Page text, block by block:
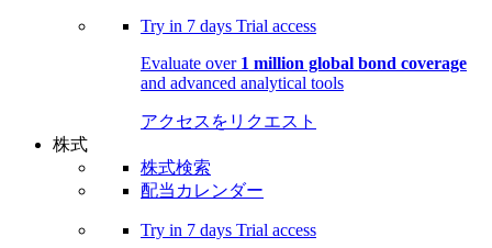
Try in 7 days Trial access
Evaluate over 1 million global bond coverage
and advanced analytical tools
アクセスをリクエスト
株式
株式検索
配当カレンダー
Try in 7 days Trial access